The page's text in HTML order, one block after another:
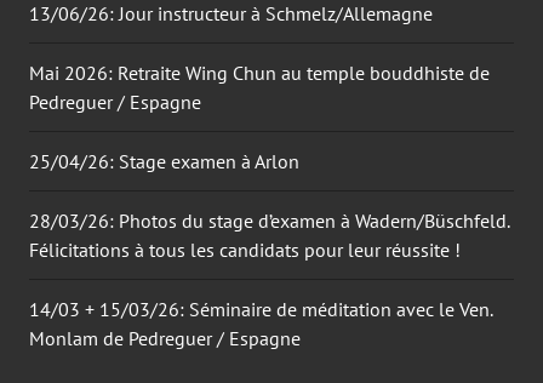
13/06/26: Jour instructeur à Schmelz/Allemagne
Mai 2026: Retraite Wing Chun au temple bouddhiste de
Pedreguer / Espagne
25/04/26: Stage examen à Arlon
28/03/26: Photos du stage d’examen à Wadern/Büschfeld.
Félicitations à tous les candidats pour leur réussite !
14/03 + 15/03/26: Séminaire de méditation avec le Ven.
Monlam de Pedreguer / Espagne